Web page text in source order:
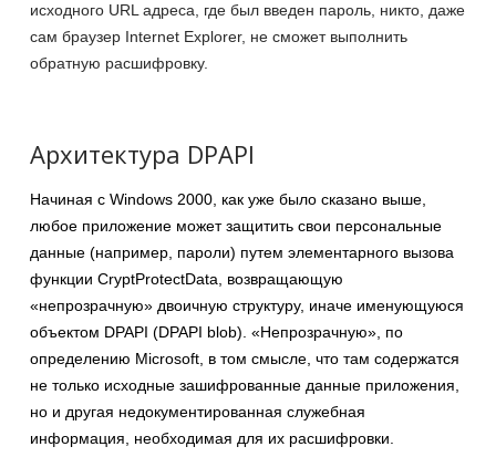
исходного URL адреса, где был введен пароль, никто, даже
сам браузер Internet Explorer, не сможет выполнить
обратную расшифровку.
Архитектура DPAPI
Начиная с Windows 2000, как уже было сказано выше,
любое приложение может защитить свои персональные
данные (например, пароли) путем элементарного вызова
функции CryptProtectData, возвращающую
«непрозрачную» двоичную структуру, иначе именующуюся
объектом DPAPI (DPAPI blob). «Непрозрачную», по
определению Microsoft, в том смысле, что там содержатся
не только исходные зашифрованные данные приложения,
но и другая недокументированная служебная
информация, необходимая для их расшифровки.